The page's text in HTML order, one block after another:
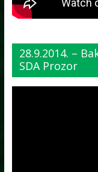
28.9.2014. –
SDA Prozor